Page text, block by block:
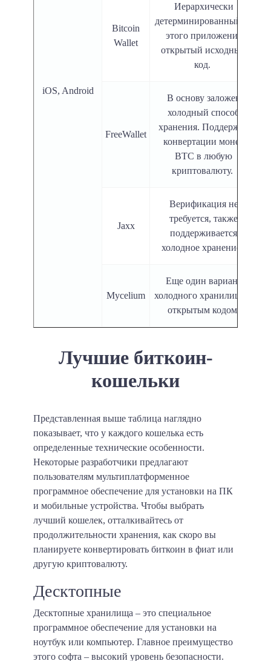
iOS, Android
Bitcoin
Wallet
Иерархически
детерминированный. У
этого приложения
открытый исходный
код.
FreeWallet
В основу заложен
холодный способ
хранения. Поддержка
конвертации монет
BTC в любую
криптовалюту.
Jaxx
Верификация не
требуется, также
поддерживается
холодное хранение.
Mycelium
Еще один вариант
холодного хранилища с
открытым кодом.
Лучшие биткоин-
кошельки
Представленная выше таблица наглядно
показывает, что у каждого кошелька есть
определенные технические особенности.
Некоторые разработчики предлагают
пользователям мультиплатформенное
программное обеспечение для установки на ПК
и мобильные устройства. Чтобы выбрать
лучший кошелек, отталкивайтесь от
продолжительности хранения, как скоро вы
планируете конвертировать биткоин в фиат или
другую криптовалюту.
Десктопные
Десктопные хранилища – это специальное
программное обеспечение для установки на
ноутбук или компьютер. Главное преимущество
этого софта – высокий уровень безопасности.